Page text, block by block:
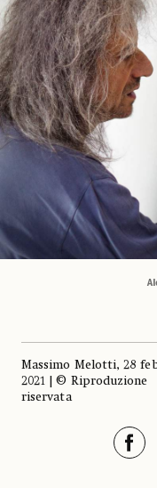
Massimo Melotti, 28
2021 | © Riproduzione
riservata